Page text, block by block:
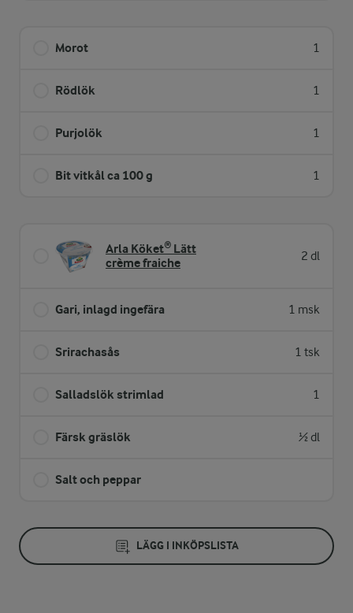
Morot 1
Rödlök 1
Purjolök 1
Bit vitkål ca 100 g 1
Arla Köket® Lätt
crème fraiche
2 dl
Gari, inlagd ingefära 1 msk
Srirachasås 1 tsk
Salladslök strimlad 1
Färsk gräslök ½ dl
Salt och peppar
LÄGG I INKÖPSLISTA